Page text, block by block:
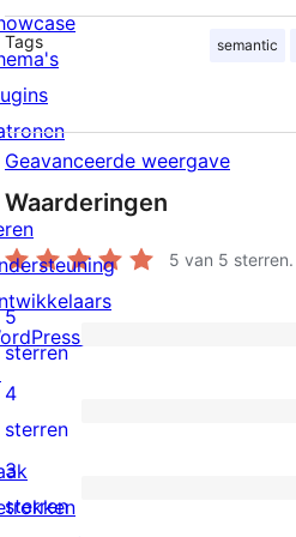
Tags semantic
Geavanceerde weergave
Waarderingen
5 van 5 sterren.
1
5
ster
beoordeling
5
sterren
0
4
sterren
4
sterren
0
3
sterren